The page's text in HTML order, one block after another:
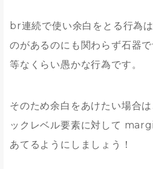
br連続で使い余白をとる行為
のがあるのにも関わらず石器
等なくらい愚かな行為です。
そのため余白をあけたい場合
ックレベル要素に対して
あてるようにしましょう！